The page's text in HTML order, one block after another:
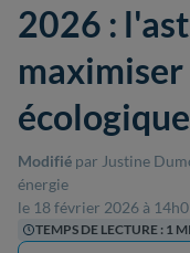
2026 :
maximiser
écologique
Modifié par Justine
énergie
le 18 février 2026 à
TEMPS DE LECTURE : 1